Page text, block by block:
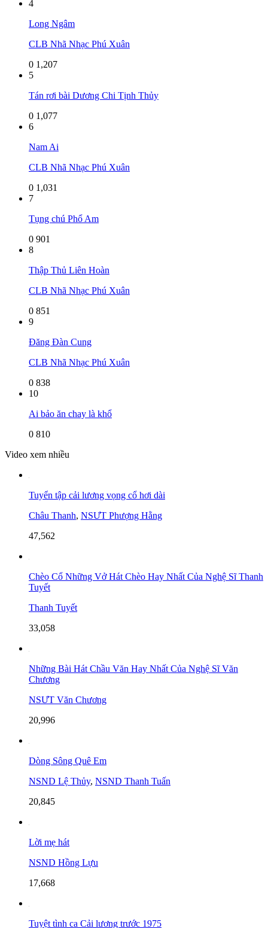
4
Long Ngâm
CLB Nhã Nhạc Phú Xuân
0 1,207
5
Tán rơi bài Dương Chi Tịnh Thủy
0 1,077
6
Nam Ai
CLB Nhã Nhạc Phú Xuân
0 1,031
7
Tụng chú Phổ Am
0 901
8
Thập Thủ Liên Hoàn
CLB Nhã Nhạc Phú Xuân
0 851
9
Đăng Đàn Cung
CLB Nhã Nhạc Phú Xuân
0 838
10
Ai bảo ăn chay là khổ
0 810
Video xem nhiều
Tuyển tập cải lương vọng cổ hơi dài
Châu Thanh, NSƯT Phượng Hằng
47,562
Chèo Cổ Những Vở Hát Chèo Hay Nhất Của Nghệ Sĩ Thanh
Tuyết
Thanh Tuyết
33,058
Những Bài Hát Chầu Văn Hay Nhất Của Nghệ Sĩ Văn
Chương
NSƯT Văn Chương
20,996
Dòng Sông Quê Em
NSND Lệ Thủy, NSND Thanh Tuấn
20,845
Lời mẹ hát
NSND Hồng Lựu
17,668
Tuyệt tình ca Cải lương trước 1975